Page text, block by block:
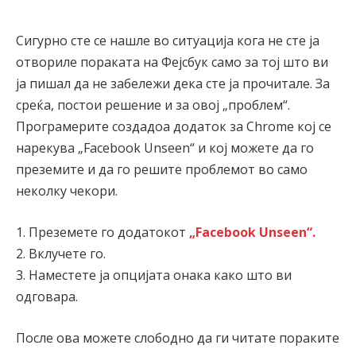
Сигурно сте се нашле во ситуација кога не сте ја
отвориле пораката на Фејсбук само за тој што ви
ја пишал да не забележи дека сте ја прочитале. За
среќа, постои решение и за овој „проблем“.
Програмерите создадоа додаток за Chrome кој се
нарекува „Facebook Unseen“ и кој можете да го
преземите и да го решите проблемот во само
неколку чекори.
1. Преземете го додатокот „Facebook Unseen“.
2. Вклучете го.
3. Наместете ја опцијата онака како што ви
одговара.
После ова можете слободно да ги читате пораките